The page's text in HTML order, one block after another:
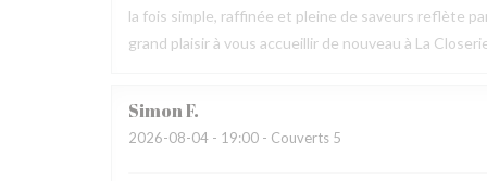
la fois simple, raffinée et pleine de saveurs reflète
grand plaisir à vous accueillir de nouveau à La Closerie
SimonF
2026-08-04 - 19:00 - Couverts 5